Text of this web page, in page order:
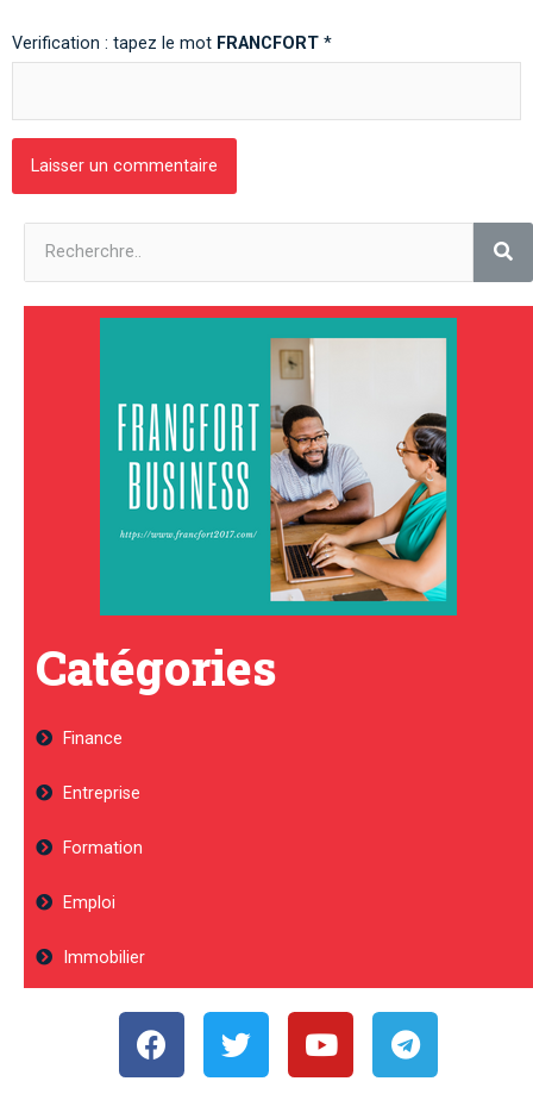
Verification : tapez le mot FRANCFORT *
Catégories
Finance
Entreprise
Formation
Emploi
Immobilier